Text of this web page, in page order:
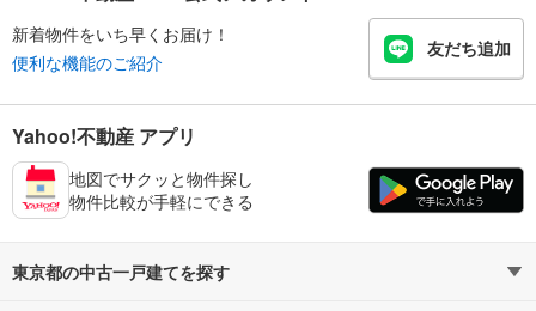
新着物件をいち早くお届け！
便利な機能のご紹介
友だち追加
Yahoo!不動産 アプリ
地図でサクッと物件探し
物件比較が手軽にできる
東京都の中古一戸建てを探す